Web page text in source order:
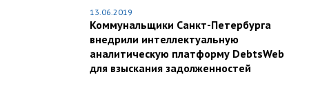
13.06.2019
Коммунальщики Санкт-Петербурга
внедрили интеллектуальную
аналитическую платформу DebtsWeb
для взыскания задолженностей